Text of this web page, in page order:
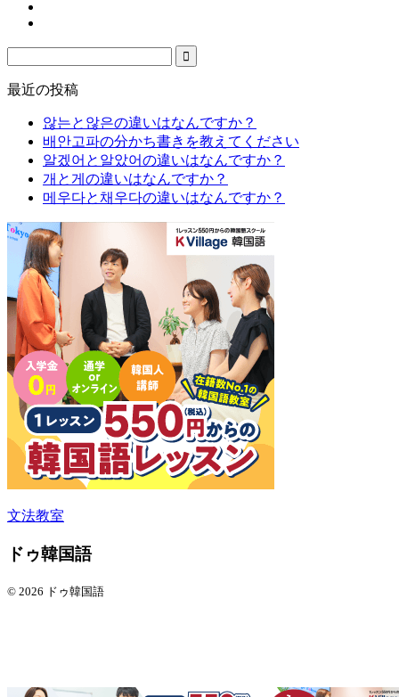
最近の投稿
않는と않은の違いはなんですか？
배안고파の分かち書きを教えてください
알겠어と알았어の違いはなんですか？
개と게の違いはなんですか？
메우다と채우다の違いはなんですか？
文法教室
ドゥ韓国語
© 2026 ドゥ韓国語